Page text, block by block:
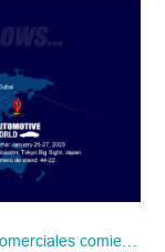
comienzan en abril